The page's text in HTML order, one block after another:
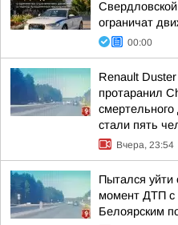
ограничат
00:00
Renault
протаранил
стали пять
Вчера, 23:54
Пытался
момент ДТП с
Белоярским